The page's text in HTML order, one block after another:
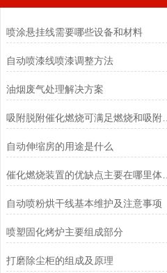
喷涂悬挂线需要哪些设备和材料
自动喷漆线喷漆调整方法
油烟废气处理解决方案
吸附脱附催化燃烧可满足燃烧和吸附所需的热能
自动伸缩房的用途是什么
催化燃烧装置的优缺点主要在哪里体现？
自动喷粉烘干线基本维护及注意事项
喷塑固化烤炉主要组成部分
打磨除尘柜的组成及原理